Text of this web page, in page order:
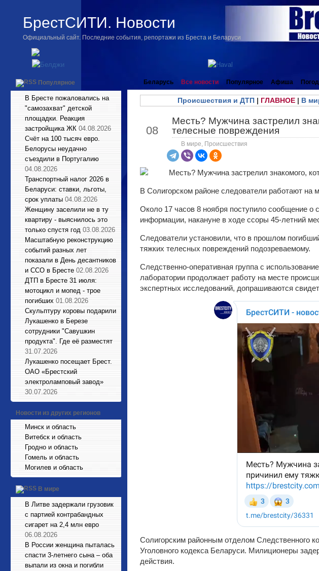
БрестСИТИ. Новости
Официальный сайт. Последние события, репортажи из Бреста и Беларуси
Популярное
В Бресте пожаловались на
"самозахват" детской
площадки. Реакция
застройщика ЖК 04.08.2026
Счёт на 100 тысяч евро.
Белорусы неудачно
съездили в Португалию
04.08.2026
Транспортный налог 2026 в
Беларуси: ставки, льготы,
срок уплаты 04.08.2026
Женщину заселили не в ту
квартиру - выяснилось это
только спустя год 03.08.2026
Масштабную реконструкцию
событий разных лет
показали в День десантников
и ССО в Бресте 02.08.2026
ДТП в Бресте 31 июля:
мотоцикл и мопед - трое
погибших 01.08.2026
Cкульптуру коровы подарили
Лукашенко в Березе
сотрудники "Савушкин
продукта". Где её разместят
31.07.2026
Лукашенко посещает Брест.
ОАО «Брестский
электроламповый завод»
30.07.2026
Новости из других регионов
Минск и область
Витебск и область
Гродно и область
Гомель и область
Могилев и область
В мире
В Литве задержали грузовик
с партией контрабандных
сигарет на 2,4 млн евро
06.08.2026
В России женщина пыталась
спасти 3-летнего сына – оба
выпали из окна и погибли
Беларусь Все новости Популярное Афиша
Происшествия и ДТП| ГЛАВНОЕ| В
08
Месть? Мужчина застрелил
телесные повреждения
В мире Происшествия
В Солигорском районе следователи работают
Около 17 часов 8 ноября поступило сообщение о
информации, накануне в ходе ссоры 45-летний
Следователи установили, что в прошлом
тяжких телесных повреждений подозреваемому.
Следственно-оперативная группа с
лаборатории продолжает работу на месте
экспертных исследований, допрашиваются
Солигорским районным отделом Следственного
Уголовного кодекса Беларуси. Милиционеры
действия.